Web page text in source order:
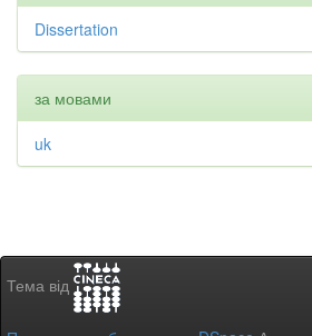
Dissertation
за мовами
uk
Тема від